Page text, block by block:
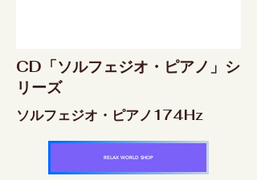
CD「ソルフェジオ・ピアノ」シ
リーズ
ソルフェジオ・ピアノ174Hz
RELAX WORLD SHOP